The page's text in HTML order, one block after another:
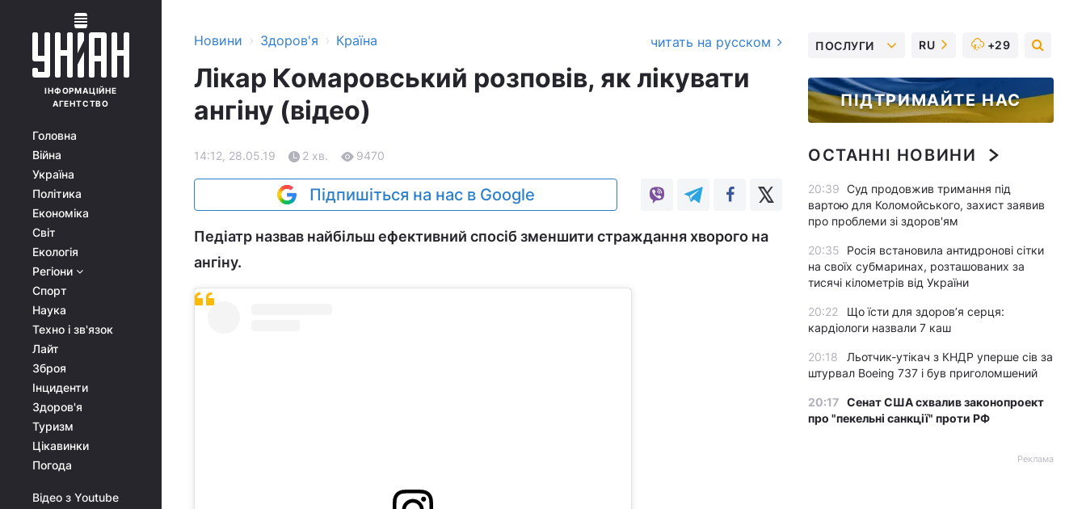
ІНФОРМАЦІЙНЕ
АГЕНТСТВО
Головна
Війна
Україна
Політика
Економіка
Світ
Екологія
Регіони
Спорт
Наука
Техно і зв'язок
Лайт
Зброя
Інциденти
Здоров'я
Туризм
Цікавинки
Погода
Відео з Youtube
Новини › Здоров'я › Країна читать на русском
Лікар Комаровський розповів, як лікувати
ангіну (відео)
14:12, 28.05.19 2 хв. 9470
Підпишіться на нас в Google
Педіатр назвав найбільш ефективний спосіб зменшити страждання хворого на
ангіну.
ПОСЛУГИ RU +29
ПІДТРИМАЙТЕ НАС
ОСТАННІ НОВИНИ
20:39 Суд продовжив тримання під
вартою для Коломойського, захист заявив
про проблеми зі здоров'ям
20:35
Росія встановила антидронові сітки
на своїх субмаринах, розташованих за
тисячі кілометрів від України
20:22
Що їсти для здоров’я серця:
кардіологи назвали 7 каш
20:18
Льотчик-утікач з КНДР уперше сів за
штурвал Boeing 737 і був приголомшений
20:17 Сенат США схвалив законопроект
про "пекельні санкції" проти РФ
Реклама